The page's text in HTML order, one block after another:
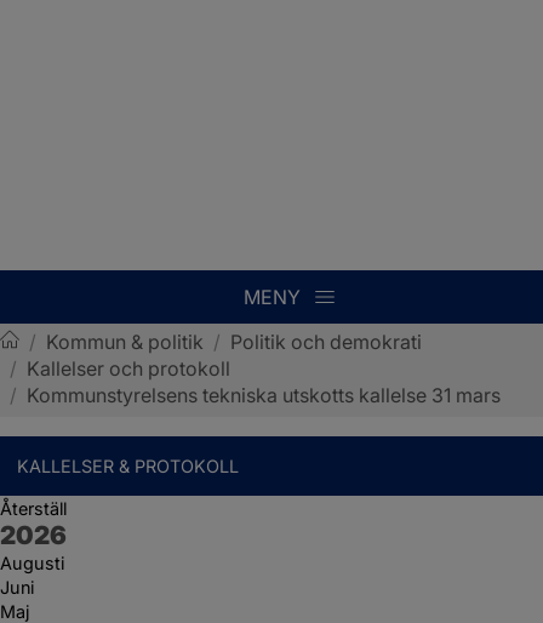
MENY
Sotenäs kommun
/ Kommun & politik / Politik och demokrati
/ Kallelser och protokoll
/ Kommunstyrelsens tekniska utskotts kallelse 31 mars
KALLELSER & PROTOKOLL
Återställ
År:
2026
Augusti
Juni
Maj